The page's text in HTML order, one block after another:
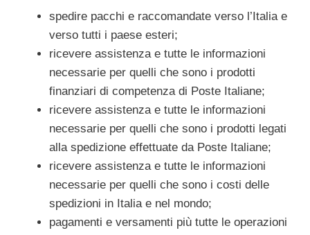
spedire pacchi e raccomandate verso l’Italia e
verso tutti i paese esteri;
ricevere assistenza e tutte le informazioni
necessarie per quelli che sono i prodotti
finanziari di competenza di Poste Italiane;
ricevere assistenza e tutte le informazioni
necessarie per quelli che sono i prodotti legati
alla spedizione effettuate da Poste Italiane;
ricevere assistenza e tutte le informazioni
necessarie per quelli che sono i costi delle
spedizioni in Italia e nel mondo;
pagamenti e versamenti più tutte le operazioni